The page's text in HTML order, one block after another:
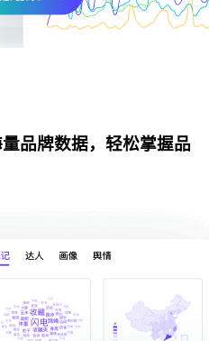
品牌数据，轻松掌握品